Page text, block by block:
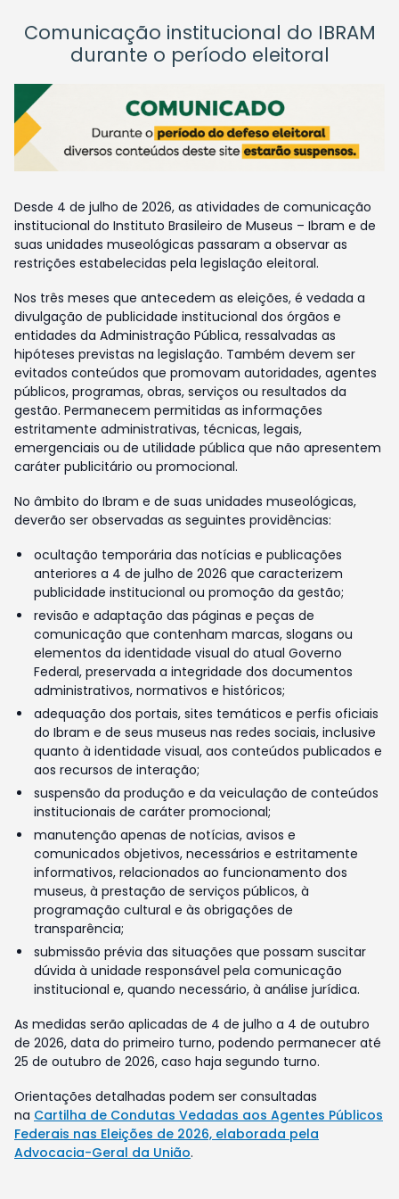
Comunicação institucional do IBRAM
durante o período eleitoral
Desde 4 de julho de 2026, as atividades de comunicação
institucional do Instituto Brasileiro de Museus – Ibram e de
suas unidades museológicas passaram a observar as
restrições estabelecidas pela legislação eleitoral.
Nos três meses que antecedem as eleições, é vedada a
divulgação de publicidade institucional dos órgãos e
entidades da Administração Pública, ressalvadas as
hipóteses previstas na legislação. Também devem ser
evitados conteúdos que promovam autoridades, agentes
públicos, programas, obras, serviços ou resultados da
gestão. Permanecem permitidas as informações
estritamente administrativas, técnicas, legais,
emergenciais ou de utilidade pública que não apresentem
caráter publicitário ou promocional.
No âmbito do Ibram e de suas unidades museológicas,
deverão ser observadas as seguintes providências:
ocultação temporária das notícias e publicações
anteriores a 4 de julho de 2026 que caracterizem
publicidade institucional ou promoção da gestão;
revisão e adaptação das páginas e peças de
comunicação que contenham marcas, slogans ou
elementos da identidade visual do atual Governo
Federal, preservada a integridade dos documentos
administrativos, normativos e históricos;
adequação dos portais, sites temáticos e perfis oficiais
do Ibram e de seus museus nas redes sociais, inclusive
quanto à identidade visual, aos conteúdos publicados e
aos recursos de interação;
suspensão da produção e da veiculação de conteúdos
institucionais de caráter promocional;
manutenção apenas de notícias, avisos e
comunicados objetivos, necessários e estritamente
informativos, relacionados ao funcionamento dos
museus, à prestação de serviços públicos, à
programação cultural e às obrigações de
transparência;
submissão prévia das situações que possam suscitar
dúvida à unidade responsável pela comunicação
institucional e, quando necessário, à análise jurídica.
As medidas serão aplicadas de 4 de julho a 4 de outubro
de 2026, data do primeiro turno, podendo permanecer até
25 de outubro de 2026, caso haja segundo turno.
Orientações detalhadas podem ser consultadas
na Cartilha de Condutas Vedadas aos Agentes Públicos
Federais nas Eleições de 2026, elaborada pela
Advocacia-Geral da União.